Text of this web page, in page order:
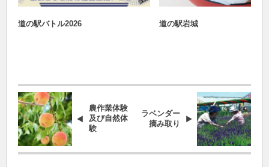
道の駅バトル2026 道の駅岩城
農作業体験
及び自然体
験
ラベンダー
摘み取り